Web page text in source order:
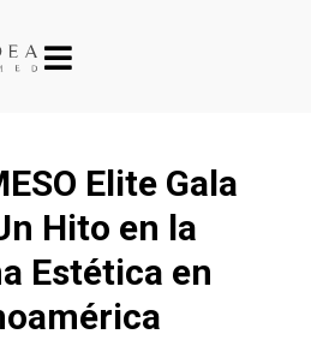
Elite Gala
Hito en la
Estética en